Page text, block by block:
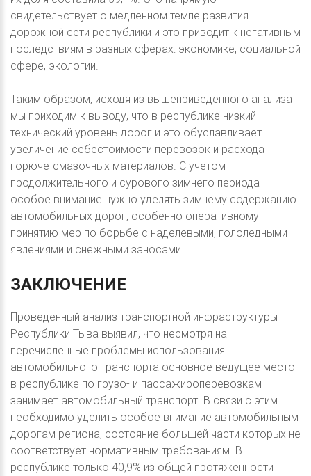
свидетельствует о медленном темпе развития
дорожной сети республики и это приводит к негативным
последствиям в разных сферах: экономике, социальной
сфере, экологии.
Таким образом, исходя из вышеприведенного анализа
мы приходим к выводу, что в республике низкий
технический уровень дорог и это обуславливает
увеличение себестоимости перевозок и расхода
горюче-смазочных материалов. С учетом
продолжительного и сурового зимнего периода
особое внимание нужно уделять зимнему содержанию
автомобильных дорог, особенно оперативному
принятию мер по борьбе с наделевыми, гололедными
явлениями и снежными заносами.
ЗАКЛЮЧЕНИЕ
Проведенный анализ транспортной инфраструктуры
Республики Тыва выявил, что несмотря на
перечисленные проблемы использования
автомобильного транспорта основное ведущее место
в республике по грузо- и пассажироперевозкам
занимает автомобильный транспорт. В связи с этим
необходимо уделить особое внимание автомобильным
дорогам региона, состояние большей части которых не
соответствует нормативным требованиям. В
республике только 40,9% из общей протяженности